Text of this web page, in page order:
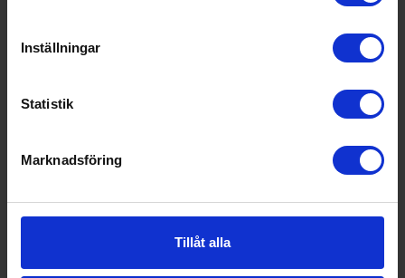
Inställningar
Statistik
Marknadsföring
Tillåt alla
LofraIntegrerad, Dolce Vita, Rostfri/Krom
G
Ljudnivå (dBA): 43
21 495:-
KÖP